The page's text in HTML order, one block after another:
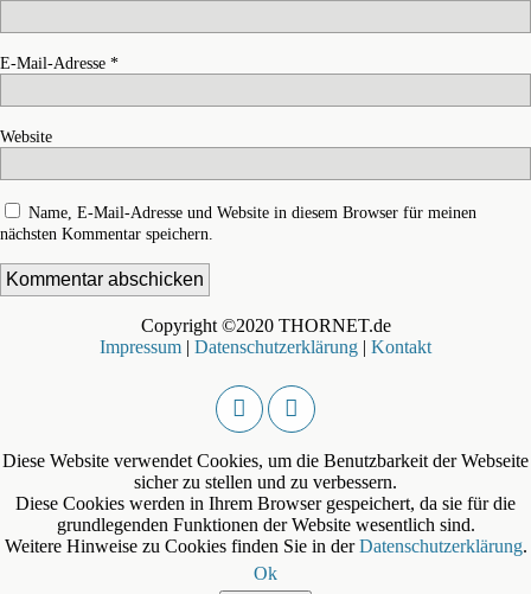
E-Mail-Adresse *
Website
Name, E-Mail-Adresse und Website in diesem Browser für meinen
nächsten Kommentar speichern.
Copyright ©2020 THORNET.de
Impressum | Datenschutzerklärung | Kontakt
Diese Website verwendet Cookies, um die Benutzbarkeit der Webseite
sicher zu stellen und zu verbessern.
Diese Cookies werden in Ihrem Browser gespeichert, da sie für die
grundlegenden Funktionen der Website wesentlich sind.
Weitere Hinweise zu Cookies finden Sie in derDatenschutzerklärung.
Ok